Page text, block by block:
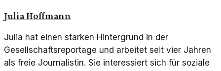
Julia Hoffmann
Julia hat einen starken Hintergrund in der
Gesellschaftsreportage und arbeitet seit vier Jahren
als freie Journalistin. Sie interessiert sich für soziale